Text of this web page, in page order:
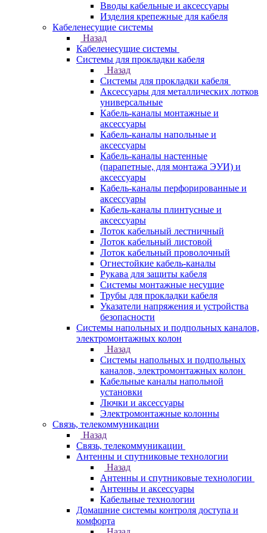
Вводы кабельные и аксессуары
Изделия крепежные для кабеля
Кабеленесущие системы
Назад
Кабеленесущие системы
Системы для прокладки кабеля
Назад
Системы для прокладки кабеля
Аксессуары для металлических лотков
универсальные
Кабель-каналы монтажные и
аксессуары
Кабель-каналы напольные и
аксессуары
Кабель-каналы настенные
(парапетные, для монтажа ЭУИ) и
аксессуары
Кабель-каналы перфорированные и
аксессуары
Кабель-каналы плинтусные и
аксессуары
Лоток кабельный лестничный
Лоток кабельный листовой
Лоток кабельный проволочный
Огнестойкие кабель-каналы
Рукава для защиты кабеля
Системы монтажные несущие
Трубы для прокладки кабеля
Указатели напряжения и устройства
безопасности
Системы напольных и подпольных каналов,
электромонтажных колон
Назад
Системы напольных и подпольных
каналов, электромонтажных колон
Кабельные каналы напольной
установки
Лючки и аксессуары
Электромонтажные колонны
Связь, телекоммуникации
Назад
Связь, телекоммуникации
Антенны и спутниковые технологии
Назад
Антенны и спутниковые технологии
Антенны и аксессуары
Кабельные технологии
Домашние системы контроля доступа и
комфорта